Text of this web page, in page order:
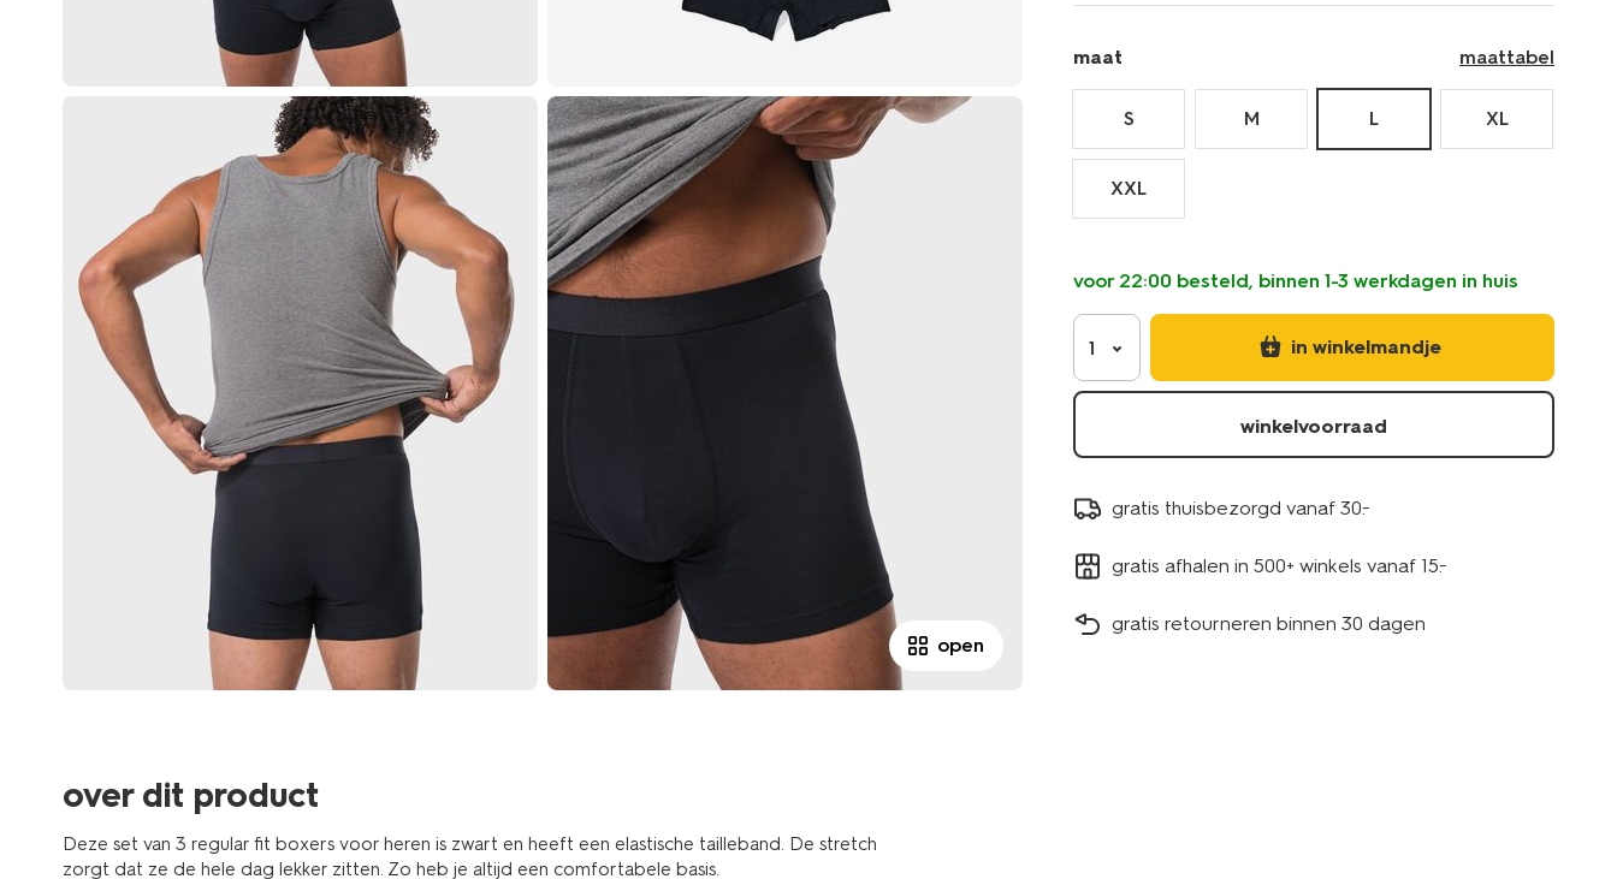
open
over dit product
Deze set van 3 regular fit boxers voor heren is zwart en heeft een elastische tailleband. De stretch
zorgt dat ze de hele dag lekker zitten. Zo heb je altijd een comfortabele basis.
maat maattabel
S M L XL
XXL
voor 22:00 besteld, binnen 1-3 werkdagen in huis
1 in winkelmandje
winkelvoorraad
gratis thuisbezorgd vanaf 30.-
gratis afhalen in 500+ winkels vanaf 15.-
gratis retourneren binnen 30 dagen